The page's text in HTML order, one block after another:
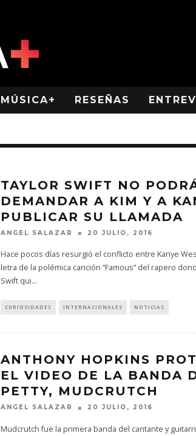
MÚSICA+ RESEÑAS
TAYLOR SWIFT NO
DEMANDAR A KIM Y A
PUBLICAR SU LLAMADA
ANGEL SALAZAR 20 JULIO, 2016
Hace pocos días resurgió el conflicto entre Kanye
letra de la polémica canción “Famous” del rapero
Swift qui...
CURIOSIDADES INTERNACIONALES NOTICIAS
ANTHONY HOPKINS
EL VIDEO DE LA BANDA
PETTY, MUDCRUTCH
ANGEL SALAZAR 20 JULIO, 2016
Mudcrutch fue la primera banda del cantante y